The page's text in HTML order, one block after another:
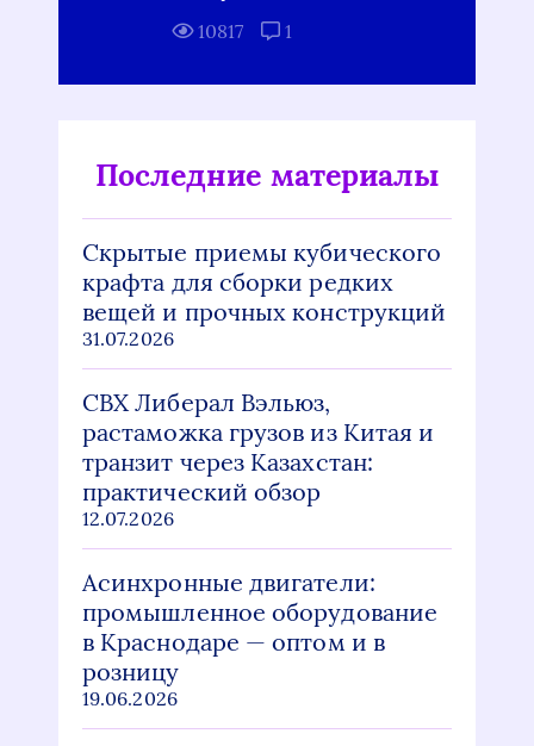
10817
1
Последние материалы
Скрытые приемы кубического
крафта для сборки редких
вещей и прочных конструкций
31.07.2026
СВХ Либерал Вэльюз,
растаможка грузов из Китая и
транзит через Казахстан:
практический обзор
12.07.2026
Асинхронные двигатели:
промышленное оборудование
в Краснодаре — оптом и в
розницу
19.06.2026